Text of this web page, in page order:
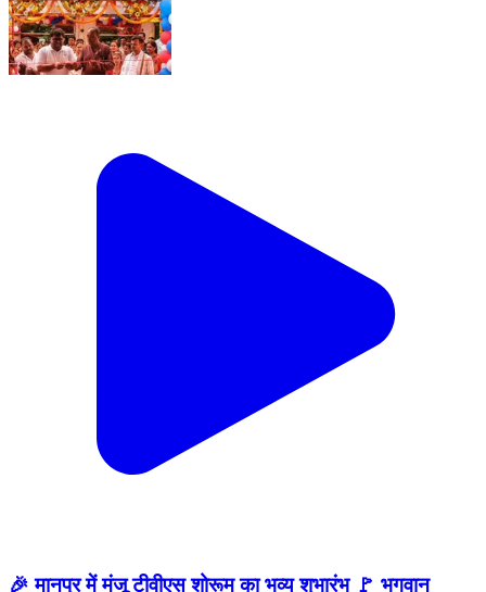
🎉 मानपुर में मंजू टीवीएस शोरूम का भव्य शुभारंभ 🚩 भगवान